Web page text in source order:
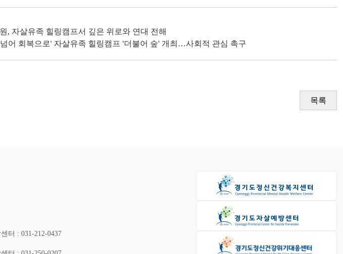
, 자살유족 힐링캠프서 깊은 위로와 연대 전해
어 회복으로' 자살유족 힐링캠프 '더불어 숲' 개최…사회적 관심 촉구
목록
터 : 031-212-0437